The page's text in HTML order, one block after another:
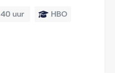
40 uur HBO